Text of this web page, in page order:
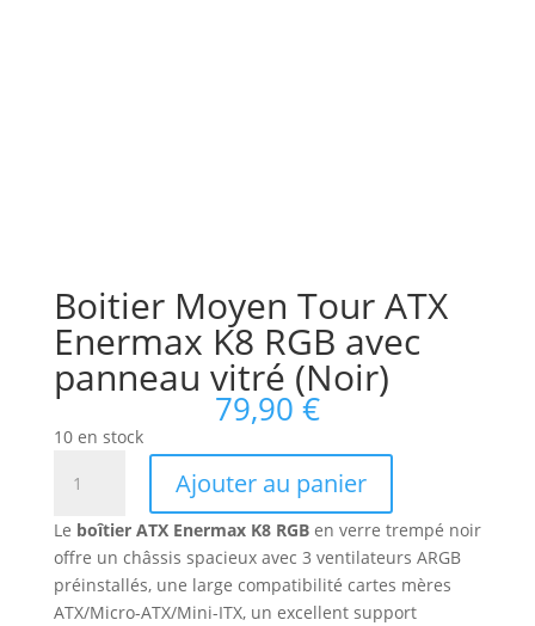
Boitier Moyen Tour ATX
Enermax K8 RGB avec
panneau vitré (Noir)
79,90€
10 en stock
Boitier
Moyen
Tour
ATX
Ajouter au panier
Le boîtier ATX Enermax K8 RGBen verre trempé noir
offre un châssis spacieux avec 3 ventilateurs ARGB
préinstallés, une large compatibilité cartes mères
ATX/Micro-ATX/Mini-ITX, un excellent support